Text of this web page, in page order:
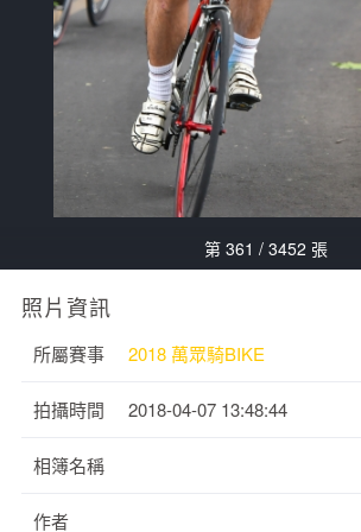
第 361 / 3452 張
照片資訊
所屬賽事 2018 萬眾騎BIKE
拍攝時間 2018-04-07 13:48:44
相簿名稱
作者